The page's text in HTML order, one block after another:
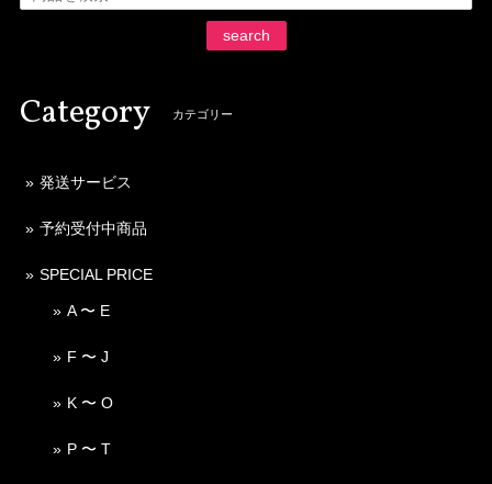
search
Category カテゴリー
発送サービス
予約受付中商品
SPECIAL PRICE
A 〜 E
F 〜 J
K 〜 O
P 〜 T